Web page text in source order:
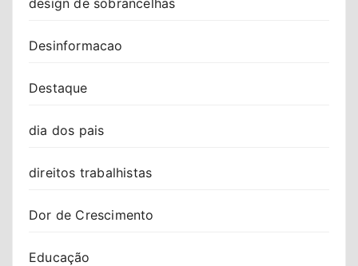
Desinformacao
Destaque
dia dos pais
direitos trabalhistas
Dor de Crescimento
Educação